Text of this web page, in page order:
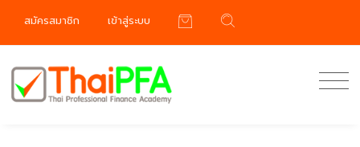
สมัครสมาชิก เข้าสู่ระบบ